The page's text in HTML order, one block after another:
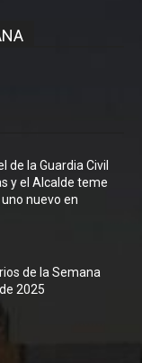
de la Guardia Civil
y el Alcalde teme
nuevo en
de la Semana
2025